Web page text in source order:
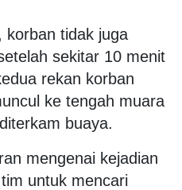
korban tidak juga
sekitar 10 menit
rekan korban
ke tengah muara
buaya.
mengenai kejadian
untuk mencari